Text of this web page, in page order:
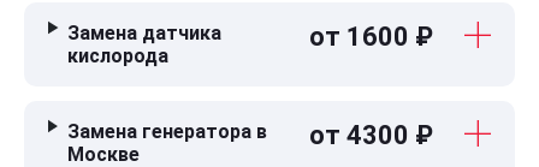
Замена датчика
кислорода
от 1600 ₽
Замена генератора в
Москве
от 4300 ₽